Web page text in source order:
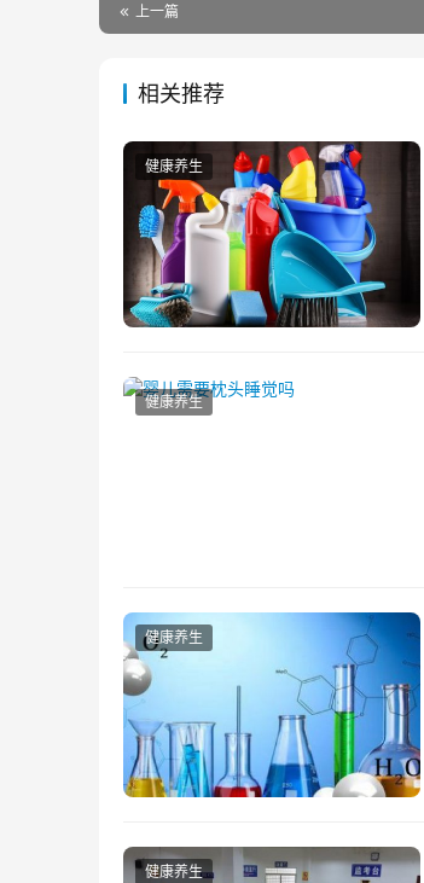
上一篇
相关推荐
健康养生
健康养生
健康养生
健康养生